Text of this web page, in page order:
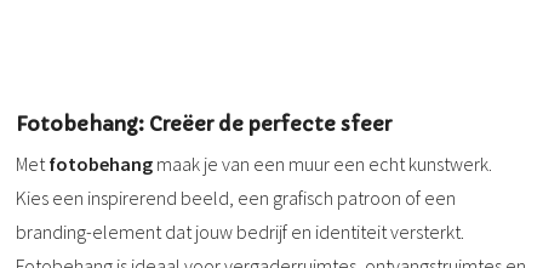
Fotobehang: Creëer de perfecte sfeer
Metfotobehang maak je van een muur een echt kunstwerk.
Kies een inspirerend beeld, een grafisch patroon of een
branding-element dat jouw bedrijf en identiteit versterkt.